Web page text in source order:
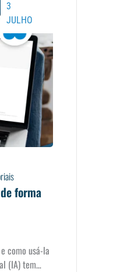
forma
3
JULHO
como usá-la
(IA) tem…